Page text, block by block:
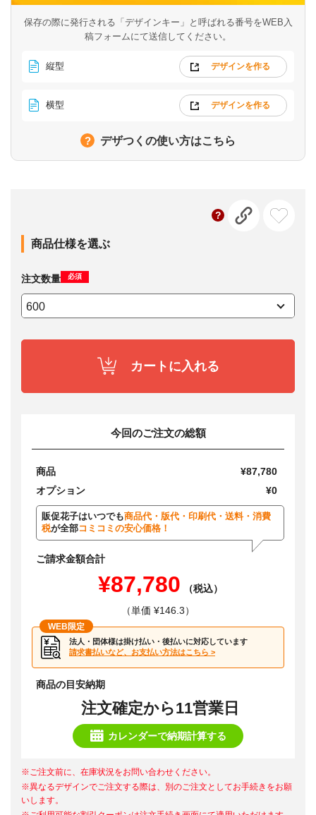
保存の際に発行される「デザインキー」と呼ばれる番号をWEB入
稿フォームにて送信してください。
縦型 デザインを作る
横型 デザインを作る
デザつくの使い方はこちら
商品仕様を選ぶ
注文数量 必須
カートに入れる
今回のご注文の総額
商品
¥87,780
オプション
¥0
販促花子はいつでも商品代・版代・印刷代・送料・消費
税が全部コミコミの安心価格！
ご請求金額合計
¥87,780
（税込）
（単価 ¥146.3）
WEB限定
法人・団体様は掛け払い・後払いに対応しています
請求書払いなど、お支払い方法はこちら >
商品の目安納期
注文確定から11営業日
カレンダーで納期計算する
※ご注文前に、在庫状況をお問い合わせください。
※異なるデザインでご注文する際は、別のご注文としてお手続きをお願
いします。